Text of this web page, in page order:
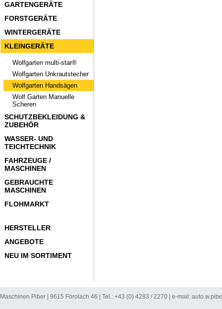
GARTENGERÄTE
FORSTGERÄTE
WINTERGERÄTE
KLEINGERÄTE
Wolfgarten multi-star®
Wolfgarten Unkrautstecher
Wolfgarten Handsägen
Wolf Garten Manuelle
Scheren
SCHUTZBEKLEIDUNG &
ZUBEHÖR
WASSER- UND
TEICHTECHNIK
FAHRZEUGE /
MASCHINEN
GEBRAUCHTE
MASCHINEN
FLOHMARKT
HERSTELLER
ANGEBOTE
NEU IM SORTIMENT
Maschinen Piber | 9615 Förolach 46 | Tel.: +43 (0) 4283 / 2270 | e-mail: